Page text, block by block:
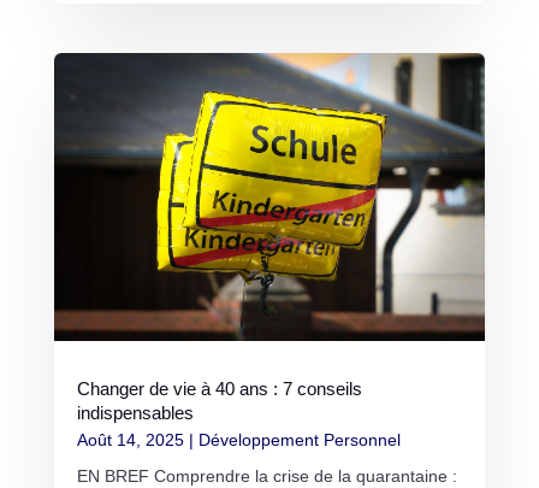
Changer de vie à 40 ans : 7 conseils
indispensables
Août 14, 2025| Développement Personnel
EN BREF Comprendre la crise de la quarantaine :